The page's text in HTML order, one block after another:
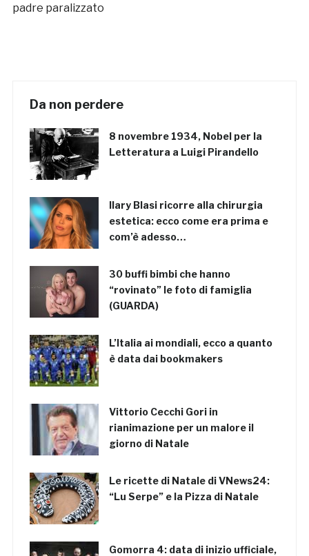
padre paralizzato
Da non perdere
8 novembre 1934, Nobel per la
Letteratura a Luigi Pirandello
Ilary Blasi ricorre alla chirurgia
estetica: ecco come era prima e
com’è adesso…
30 buffi bimbi che hanno
“rovinato” le foto di famiglia
(GUARDA)
L’Italia ai mondiali, ecco a quanto
è data dai bookmakers
Vittorio Cecchi Gori in
rianimazione per un malore il
giorno di Natale
Le ricette di Natale di VNews24:
“Lu Serpe” e la Pizza di Natale
Gomorra 4: data di inizio ufficiale,